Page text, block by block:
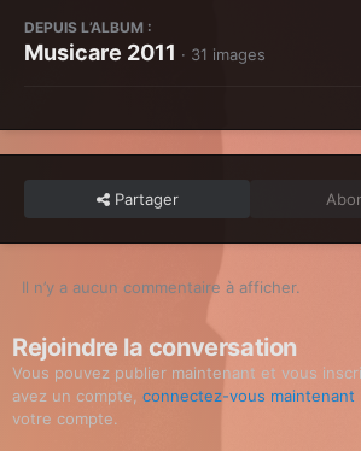
DEPUIS L’ALBUM :
Musicare 2011 · 31 images
Partager
Il n’y a aucun commentaire à afficher.
Rejoindre la conversation
Vous pouvez publier maintenant et vous
avez un compte, connectez-vous maintenant
votre compte.